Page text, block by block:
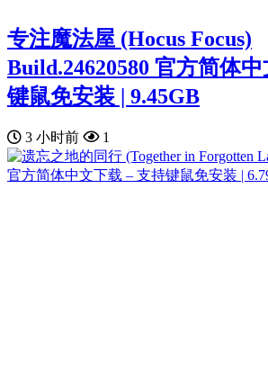
专注魔法屋 (Hocus Focus)
Build.24620580 官方简体
键鼠免安装 | 9.45GB
3 小时前 1